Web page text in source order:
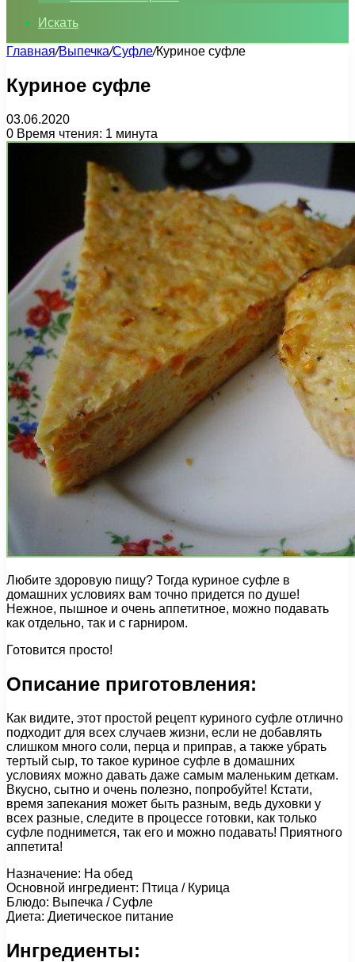
Искать
Главная/Выпечка/Суфле/Куриное суфле
Куриное суфле
03.06.2020
0 Время чтения: 1 минута
Любите здоровую пищу? Тогда куриное суфле в
домашних условиях вам точно придется по душе!
Нежное, пышное и очень аппетитное, можно подавать
как отдельно, так и с гарниром.
Готовится просто!
Описание приготовления:
Как видите, этот простой рецепт куриного суфле отлично
подходит для всех случаев жизни, если не добавлять
слишком много соли, перца и приправ, а также убрать
тертый сыр, то такое куриное суфле в домашних
условиях можно давать даже самым маленьким деткам.
Вкусно, сытно и очень полезно, попробуйте! Кстати,
время запекания может быть разным, ведь духовки у
всех разные, следите в процессе готовки, как только
суфле поднимется, так его и можно подавать! Приятного
аппетита!
Назначение: На обед
Основной ингредиент: Птица / Курица
Блюдо: Выпечка / Суфле
Диета: Диетическое питание
Ингредиенты: